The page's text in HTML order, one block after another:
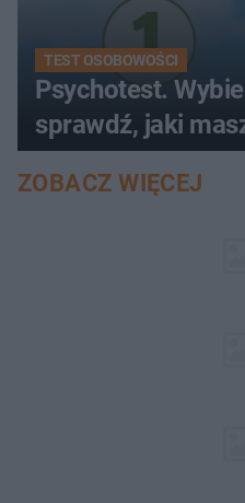
TEST OSOBOWOŚCI
Psychotest.
sprawdź, jaki
ZOBACZ WIĘCEJ